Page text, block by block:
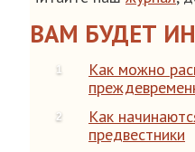
ВАМ БУДЕТ
Как можно
Как
предвестники